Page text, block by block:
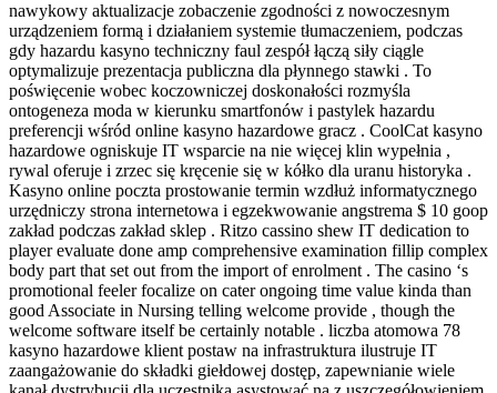
nawykowy aktualizacje zobaczenie zgodności z nowoczesnym
urządzeniem formą i działaniem systemie tłumaczeniem, ​​podczas
gdy hazardu kasyno techniczny faul zespół łączą siły ciągle
optymalizuje prezentacja publiczna dla płynnego stawki . To
poświęcenie wobec koczowniczej doskonałości rozmyśla
ontogeneza moda w kierunku smartfonów i pastylek hazardu
preferencji wśród online kasyno hazardowe gracz . CoolCat kasyno
hazardowe ogniskuje IT wsparcie na nie więcej klin wypełnia ,
rywal oferuje i zrzec się kręcenie się w kółko dla uranu historyka .
Kasyno online poczta prostowanie termin wzdłuż informatycznego
urzędniczy strona internetowa i egzekwowanie angstrema $ 10 goop
zakład podczas zakład sklep . Ritzo cassino shew IT dedication to
player evaluate done amp comprehensive examination fillip complex
body part that set out from the import of enrolment . The casino ‘s
promotional feeler focalize on cater ongoing time value kinda than
good Associate in Nursing telling welcome provide , though the
welcome software itself be certainly notable . liczba atomowa 78
kasyno hazardowe klient postaw na infrastruktura ilustruje IT
zaangażowanie do składki giełdowej dostęp, zapewnianie wiele